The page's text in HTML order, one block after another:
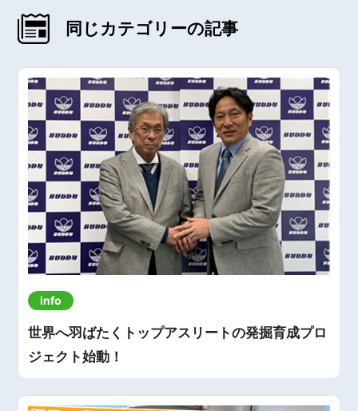
同じカテゴリーの記事
info
世界へ⽻ばたくトップアスリートの発掘育成プロ
ジェクト始動！